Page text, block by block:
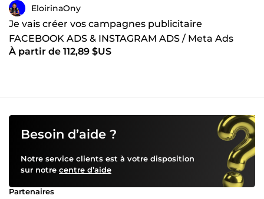
EloirinaOny
Je vais créer vos campagnes publicitaire
FACEBOOK ADS & INSTAGRAM ADS / Meta Ads
À partir de 112,89 $US
Besoin d’aide ?
Notre service clients est à votre disposition
sur notre centre d’aide
Partenaires